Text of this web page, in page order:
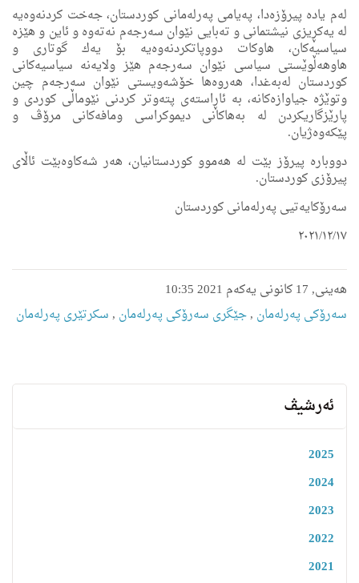
له‌م یاده‌ پیرۆزه‌دا، په‌یامی په‌رله‌مانی كوردستان، جه‌خت كردنه‌وه‌یه‌
له‌ یه‌كڕیزی نیشتمانی و ته‌بایی نێوان سه‌رجه‌م نه‌ته‌وه ‌و ئاین و هێزه‌
سیاسیه‌كان، هاوكات دووپاتكردنه‌وه‌یه‌ بۆ یه‌ك گوتاری و
هاوهه‌ڵوێستی سیاسی نێوان سه‌رجه‌م هێز ولایه‌نه‌ سیاسیه‌كانی
كوردستان له‌به‌غدا، هه‌روه‌ها خۆشه‌ویستی نێوان سه‌رجه‌م چین
وتوێژه‌ جیاوازه‌كانە، به‌ ئاڕاسته‌ی پته‌وتر كردنی نێوماڵی كوردی و
پارێزگاریكردن له‌ به‌هاكانی دیموكراسی ومافه‌كانی مرۆڤ و
پێكه‌وه‌ژیان.
دووباره‌ پیرۆز بێت له‌ هه‌موو كوردستانیان، هه‌ر شه‌كاوه‌بێت ئاڵای
پیرۆزی كوردستان.
سەرۆکایەتیی پەرلەمانی کوردستان
٢٠٢١/١٢/١٧
ھەینی, 17 کانونی یەکەم 2021 10:35
سەرۆکی پەرلەمان ,جێگری سەرۆکی پەرلەمان ,سکرتێری پەرلەمان
ئەرشیڤ
2025
2024
2023
2022
2021